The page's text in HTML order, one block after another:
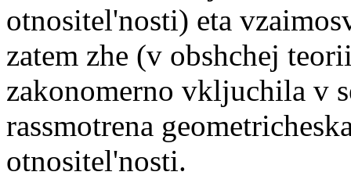
otnositel'nosti) eta
zatem zhe (v obshchej
zakonomerno vkljuchila v
rassmotrena
otnositel'nosti.